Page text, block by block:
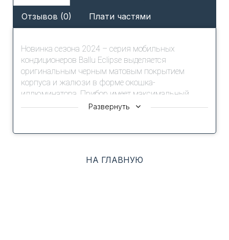
Отзывов (0) Плати частями
Новинка сезона 2024 – серия мобильных
кондиционеров Ballu Eclipse выделяется
оригинальным черным матовым покрытием
корпуса и жалюзи в форме окошка-
иллюминатора. Прибор имеет максимальный
класс энергоэффективности благодаря
EPB/N6 быстро охладит помещение площадью до
Развернуть
НА ГЛАВНУЮ